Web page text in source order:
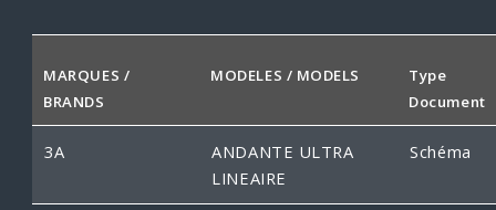
MARQUES /
BRANDS
MODELES / MODELS
Type
Document
3A
ANDANTE ULTRA
LINEAIRE
Schéma